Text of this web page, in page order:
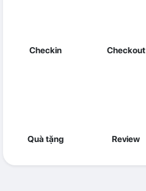
Checkin Checkout
Quà tặng Review